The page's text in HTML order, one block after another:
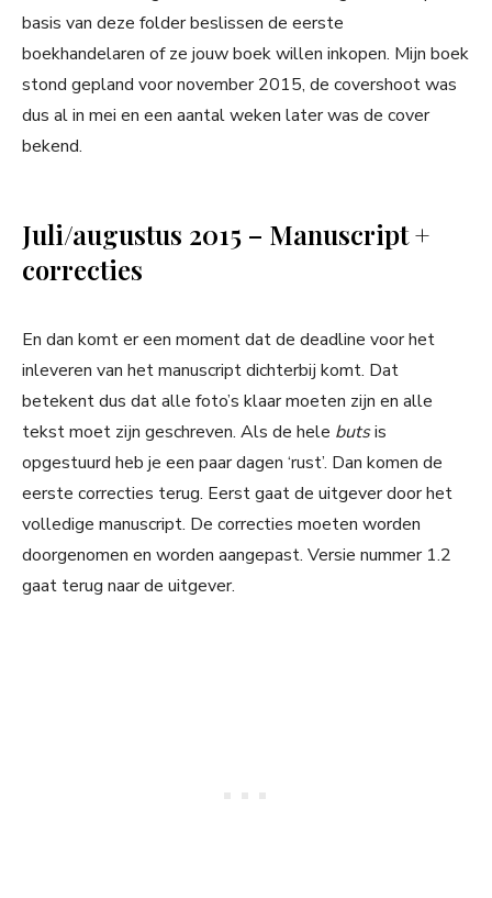
basis van deze folder beslissen de eerste
boekhandelaren of ze jouw boek willen inkopen. Mijn boek
stond gepland voor november 2015, de covershoot was
dus al in mei en een aantal weken later was de cover
bekend.
Juli/augustus 2015 – Manuscript +
correcties
En dan komt er een moment dat de deadline voor het
inleveren van het manuscript dichterbij komt. Dat
betekent dus dat alle foto’s klaar moeten zijn en alle
tekst moet zijn geschreven. Als de hele butsis
opgestuurd heb je een paar dagen ‘rust’. Dan komen de
eerste correcties terug. Eerst gaat de uitgever door het
volledige manuscript. De correcties moeten worden
doorgenomen en worden aangepast. Versie nummer 1.2
gaat terug naar de uitgever.